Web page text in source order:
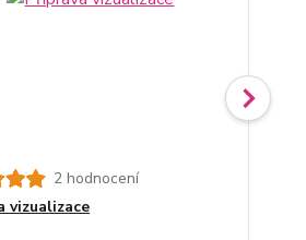
2 hodnocení
vizualizace